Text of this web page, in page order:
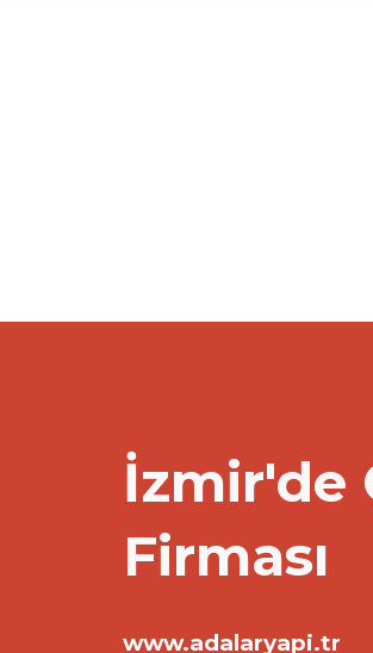
İzmir'de
Firması
www.adalaryapi.tr